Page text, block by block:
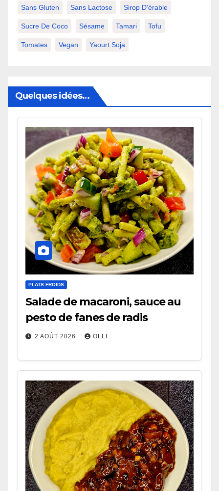
Sans Gluten Sans Lactose Sirop D'érable
Sucre De Coco Sésame Tamari Tofu
Tomates Vegan Yaourt Soja
Quelques idées…
PLATS FROIDS
Salade de macaroni, sauce au
pesto de fanes de radis
2 AOÛT 2026 OLLI